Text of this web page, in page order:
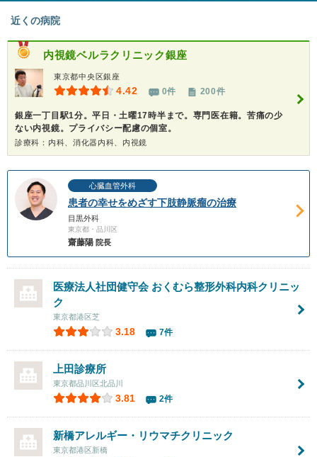
近くの病院
内視鏡ベルラクリニック銀座
東京都中央区銀座
4.42 0件 200件
銀座一丁目駅1分。平日・土曜17時半まで。専門医在籍。苦痛の少
ない内視鏡。プライバシー配慮の個室。
診療科：内科、消化器内科、内視鏡
心臓血管外科
患者の幸せをめざす下肢静脈瘤の治療
目黒外科
東京都・品川区
齋藤陽 院長
医療法人社団健守会 おくむら整形外科内科クリニッ
ク
東京都港区芝
3.18 7件
上田診療所
東京都品川区北品川
3.81 2件
新橋アレルギー・リウマチクリニック
東京都港区新橋